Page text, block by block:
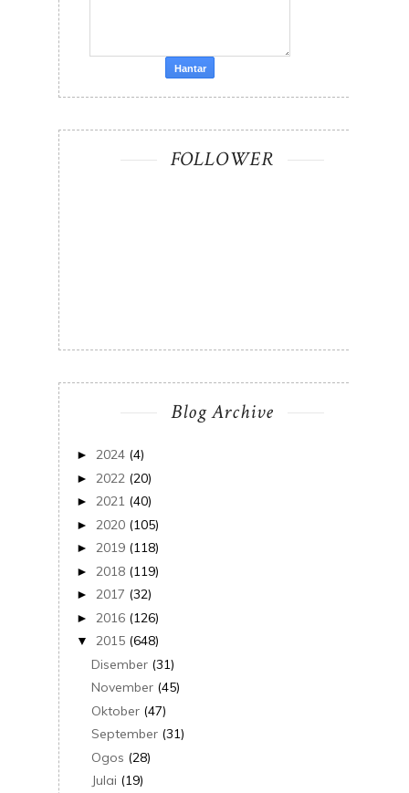
FOLLOWER
Blog Archive
► 2024 (4)
► 2022 (20)
► 2021 (40)
► 2020 (105)
► 2019 (118)
► 2018 (119)
► 2017 (32)
► 2016 (126)
▼ 2015 (648)
Disember (31)
November (45)
Oktober (47)
September (31)
Ogos (28)
Julai (19)